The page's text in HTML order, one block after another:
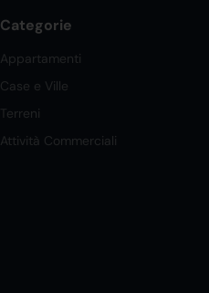
Categorie
Appartamenti
Case e Ville
Terreni
Attività Commerciali